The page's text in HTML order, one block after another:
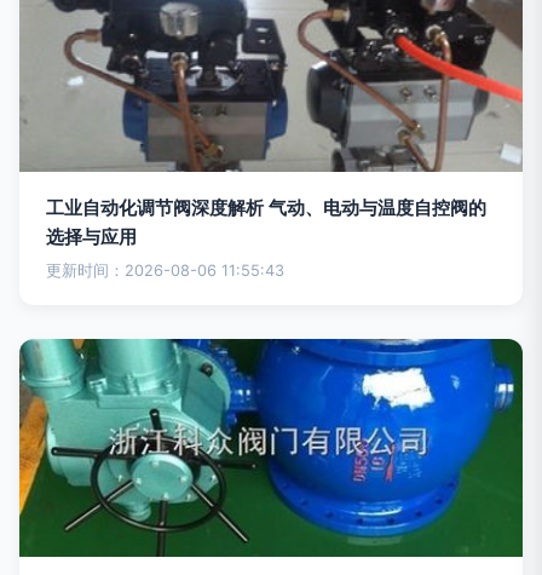
工业自动化调节阀深度解析 气动、电动与温度自控阀的
选择与应用
更新时间：2026-08-06 11:55:43